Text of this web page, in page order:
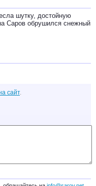
шутку, достойную
Саров обрушился снежный
сайт.